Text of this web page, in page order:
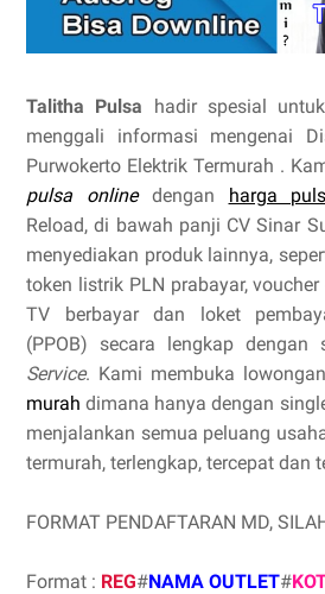
Talitha Pulsa hadir spesial
menggali informasi mengenai
Purwokerto Elektrik Termurah .
pulsa onlinedengan harga
Reload, di bawah panji CV Sinar
menyediakan produk lainnya,
token listrik PLN prabayar,
TV berbayar dan loket
(PPOB) secara lengkap dengan
Service. Kami membuka
murah dimana hanya dengan
menjalankan semua peluang
termurah, terlengkap, tercepat dan
FORMAT PENDAFTARAN MD,
Format : REG#NAMA OUTLET#